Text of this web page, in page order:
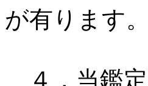
が有ります
４，当鑑